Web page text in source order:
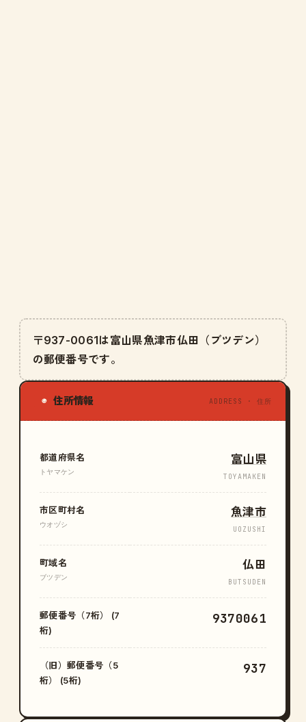
〒937-0061は富山県魚津市仏田（ブツデン）
の郵便番号です。
◉ 住所情報 ADDRESS · 住所
都道府県名
トヤマケン
富山県
TOYAMAKEN
市区町村名
ウオヅシ
魚津市
UOZUSHI
町域名
ブツデン
仏田
BUTSUDEN
郵便番号（7桁） (7
桁)
9370061
（旧）郵便番号（5
桁） (5桁)
937